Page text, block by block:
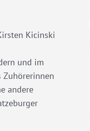
Kicinski
und im
Zuhörerinnen
andere